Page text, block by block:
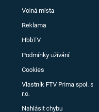
Volná místa
Reklama
HbbTV
Podmínky užívání
Cookies
Vlastník FTV Prima spol. s
r.o.
Nahlásit chybu